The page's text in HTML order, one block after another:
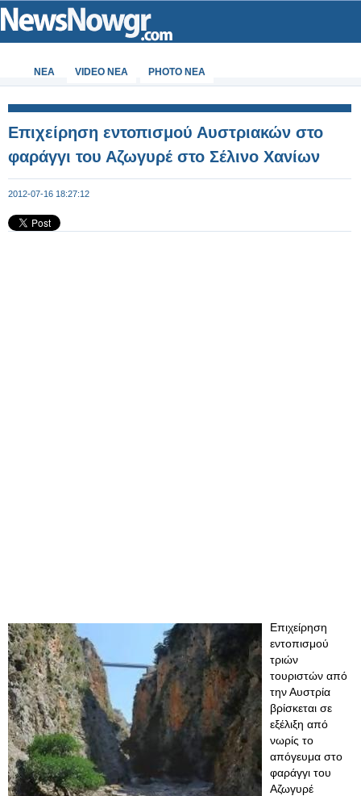
ΝΕΑ VIDEO NEA PHOTO NEA
Επιχείρηση εντοπισμού Αυστριακών στο
φαράγγι του Αζωγυρέ στο Σέλινο Χανίων
2012-07-16 18:27:12
Επιχείρηση
εντοπισμού
τριών
τουριστών από
την Αυστρία
βρίσκεται σε
εξέλιξη από
νωρίς το
απόγευμα στο
φαράγγι του
Αζωγυρέ